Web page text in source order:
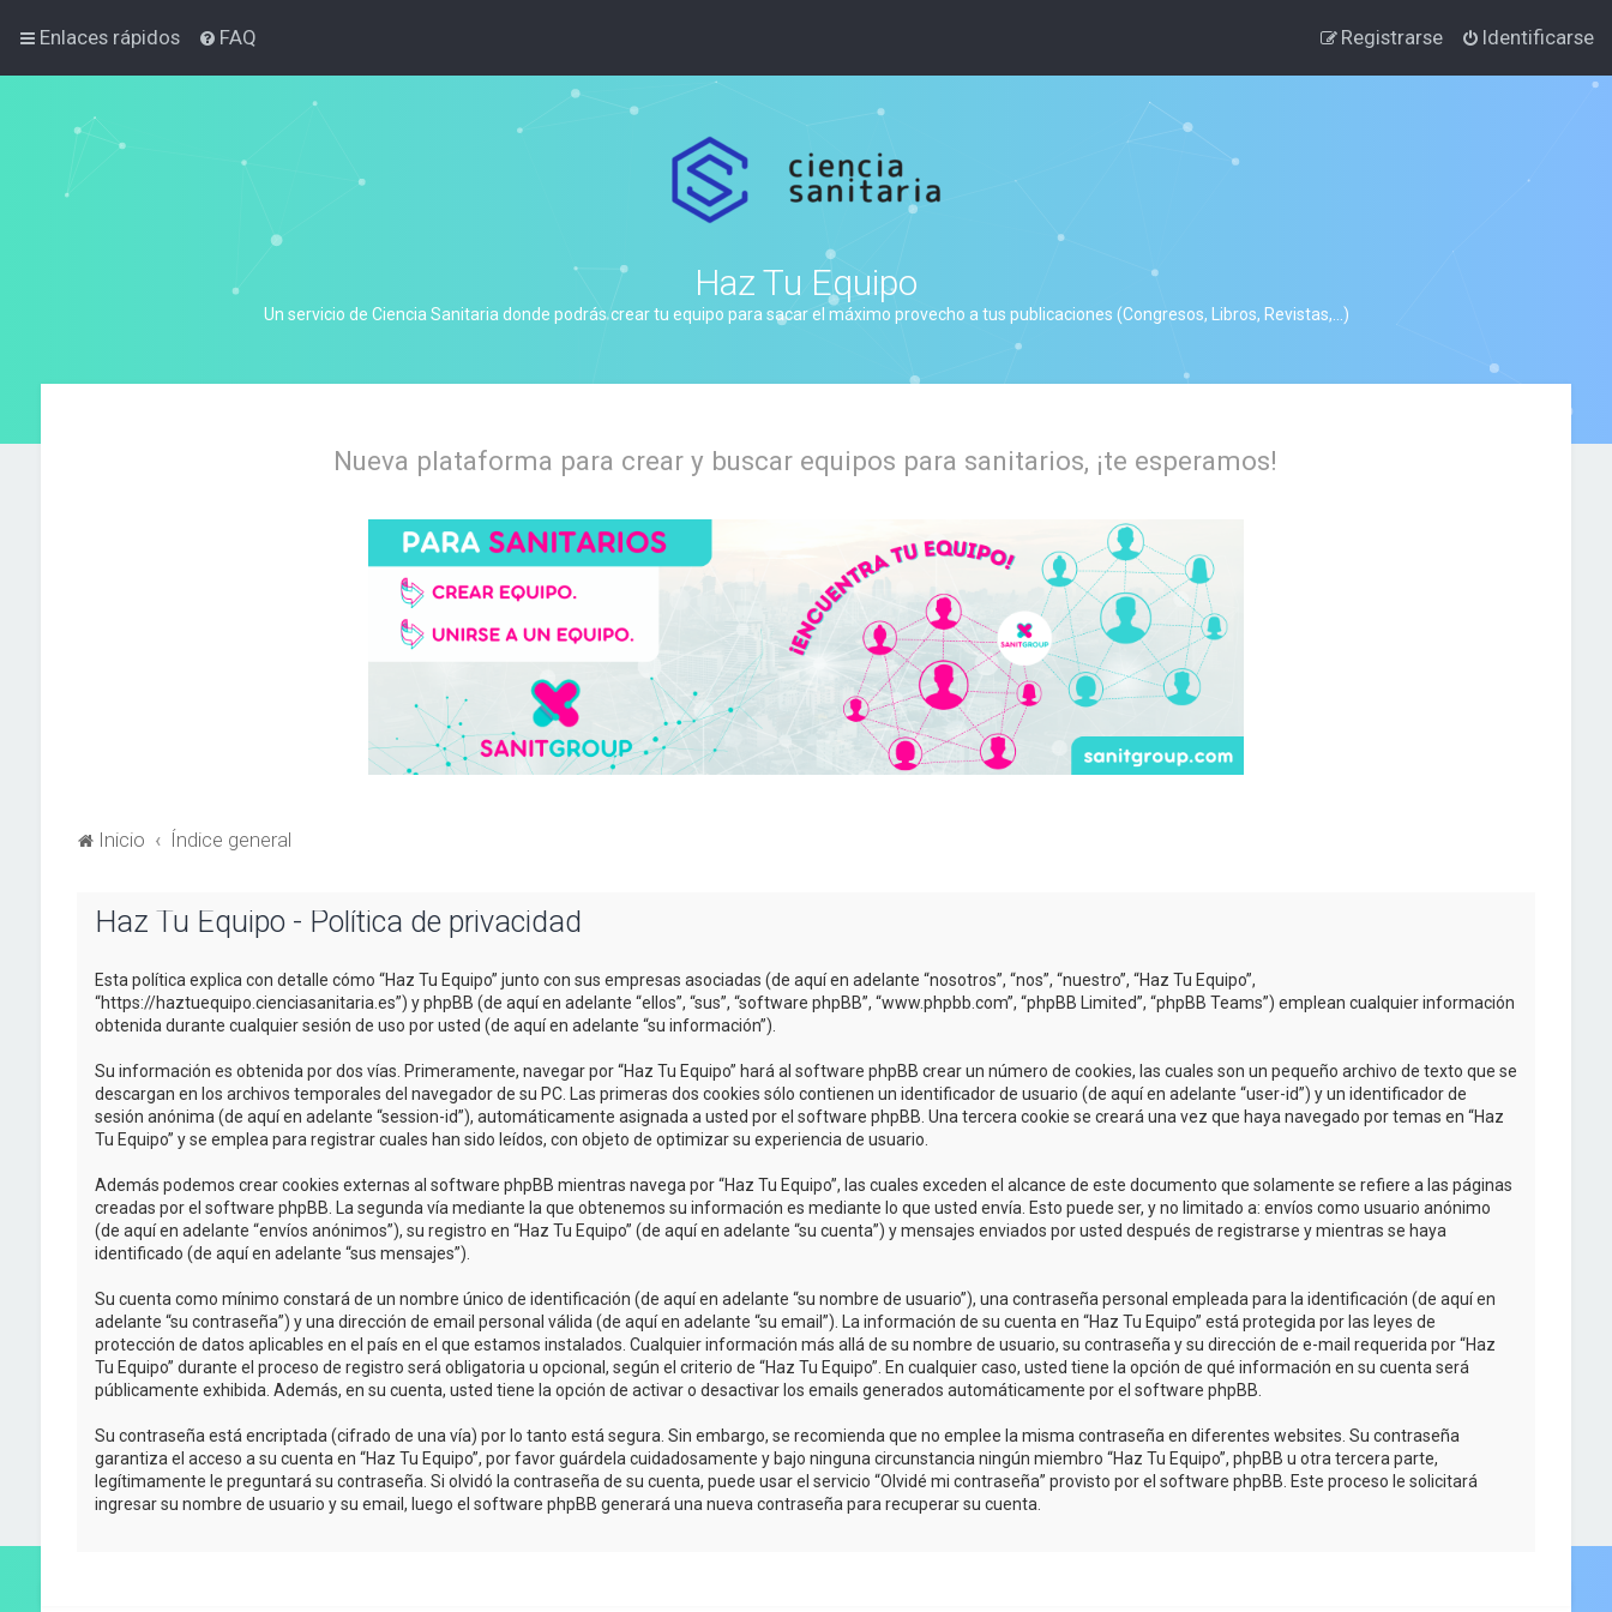
Enlaces rápidos FAQ Identificarse
Registrarse
Haz Tu Equipo
Un servicio de Ciencia Sanitaria donde podrás crear tu equipo para sacar el máximo provecho a tus publicaciones (Congresos, Libros, Revistas,...)
Nueva plataforma para crear y buscar equipos para sanitarios, ¡te esperamos!
Inicio Índice general
Haz Tu Equipo - Política de privacidad
Esta política explica con detalle cómo “Haz Tu Equipo” junto con sus empresas asociadas (de aquí en adelante “nosotros”, “nos”, “nuestro”, “Haz Tu Equipo”,
“https://haztuequipo.cienciasanitaria.es”) y phpBB (de aquí en adelante “ellos”, “sus”, “software phpBB”, “www.phpbb.com”, “phpBB Limited”, “phpBB Teams”) emplean cualquier información
obtenida durante cualquier sesión de uso por usted (de aquí en adelante “su información”).
Su información es obtenida por dos vías. Primeramente, navegar por “Haz Tu Equipo” hará al software phpBB crear un número de cookies, las cuales son un pequeño archivo de texto que se
descargan en los archivos temporales del navegador de su PC. Las primeras dos cookies sólo contienen un identificador de usuario (de aquí en adelante “user-id”) y un identificador de
sesión anónima (de aquí en adelante “session-id”), automáticamente asignada a usted por el software phpBB. Una tercera cookie se creará una vez que haya navegado por temas en “Haz
Tu Equipo” y se emplea para registrar cuales han sido leídos, con objeto de optimizar su experiencia de usuario.
Además podemos crear cookies externas al software phpBB mientras navega por “Haz Tu Equipo”, las cuales exceden el alcance de este documento que solamente se refiere a las páginas
creadas por el software phpBB. La segunda vía mediante la que obtenemos su información es mediante lo que usted envía. Esto puede ser, y no limitado a: envíos como usuario anónimo
(de aquí en adelante “envíos anónimos”), su registro en “Haz Tu Equipo” (de aquí en adelante “su cuenta”) y mensajes enviados por usted después de registrarse y mientras se haya
identificado (de aquí en adelante “sus mensajes”).
Su cuenta como mínimo constará de un nombre único de identificación (de aquí en adelante “su nombre de usuario”), una contraseña personal empleada para la identificación (de aquí en
adelante “su contraseña”) y una dirección de email personal válida (de aquí en adelante “su email”). La información de su cuenta en “Haz Tu Equipo” está protegida por las leyes de
protección de datos aplicables en el país en el que estamos instalados. Cualquier información más allá de su nombre de usuario, su contraseña y su dirección de e-mail requerida por “Haz
Tu Equipo” durante el proceso de registro será obligatoria u opcional, según el criterio de “Haz Tu Equipo”. En cualquier caso, usted tiene la opción de qué información en su cuenta será
públicamente exhibida. Además, en su cuenta, usted tiene la opción de activar o desactivar los emails generados automáticamente por el software phpBB.
Su contraseña está encriptada (cifrado de una vía) por lo tanto está segura. Sin embargo, se recomienda que no emplee la misma contraseña en diferentes websites. Su contraseña
garantiza el acceso a su cuenta en “Haz Tu Equipo”, por favor guárdela cuidadosamente y bajo ninguna circunstancia ningún miembro “Haz Tu Equipo”, phpBB u otra tercera parte,
legítimamente le preguntará su contraseña. Si olvidó la contraseña de su cuenta, puede usar el servicio “Olvidé mi contraseña” provisto por el software phpBB. Este proceso le solicitará
ingresar su nombre de usuario y su email, luego el software phpBB generará una nueva contraseña para recuperar su cuenta.